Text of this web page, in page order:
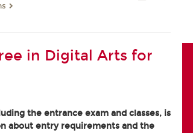
in Digital Arts for
the entrance exam and classes, is
about entry requirements and the